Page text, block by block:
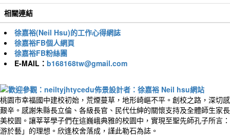
相關連結
徐嘉裕(Neil Hsu)的工作心得網誌
徐嘉裕FB個人網頁
徐嘉裕FB粉絲團
E-MAIL： b168168tw@gmail.com
桃園市幸福國中建校初始，荒煙蔓草，地形崎嶇不平。創校之路，深切
艱辛。感謝朱縣長立倫、各級長官、民代仕紳的關懷支持及全體師生家
美校園。讓莘莘學子們在這巍峨典雅的校園中，實現至聖先師孔子所言
游於藝」的理想。欣逢校舍落成，謹此勒石為誌。